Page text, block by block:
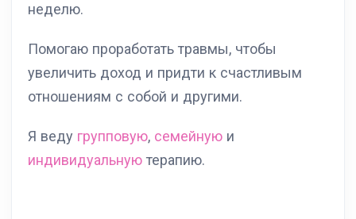
неделю.
Помогаю проработать травмы, чтобы
увеличить доход и придти к счастливым
отношениям с собой и другими.
Я веду групповую, семейную и
индивидуальную терапию.